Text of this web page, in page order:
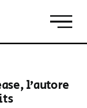
l’autore